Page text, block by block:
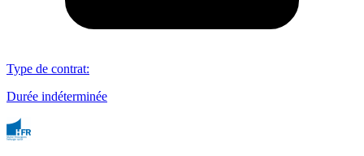
Type de contrat:
Durée indéterminée